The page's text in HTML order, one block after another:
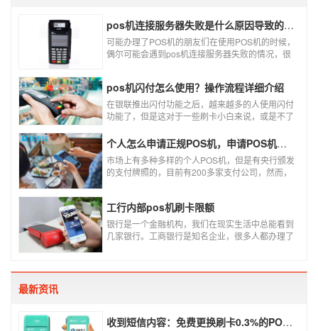
pos机连接服务器失败是什么原因导致的？附解决办法
可能办理了POS机的朋友们在使用POS机的时候，
偶尔可能会遇到pos机连接服务器失败的情况，很
失败是什么原因导致的？以及出现这种情况又该如
何解决。
pos机闪付怎么使用？操作流程详细介绍
在银联推出闪付功能之后，越来越多的人使用闪付
功能了，但是这对于一些刷卡小白来说，或是不了
闪付功能，因此，针对这种情况，下面小编就来给
大家讲一讲POS机闪付怎么挥卡操作交易。
个人怎么申请正规POS机，申请POS机需要注意什么？
市场上有多种多样的个人POS机，但是有央行颁发
的支付牌照的，目前有200多家支付公司，然而，
就很危险了，资金不到账、被盗刷的可能性大大增
加。
工行内部pos机刷卡限额
银行是一个金融机构，我们在现实生活中总能看到
几家银行。工商银行是知名企业，很多人都办理了
最新资讯
收到短信内容：免费更换刷卡0.3%的POS机，可以相信吗？